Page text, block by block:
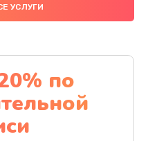
моста
пыли
УСЛУГИ
по